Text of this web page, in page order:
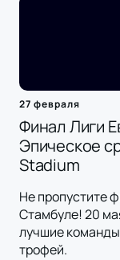
27 февраля
Финал Лиги
Эпическое
Stadium
Не пропустите
Стамбуле! 20
лучшие
трофей.